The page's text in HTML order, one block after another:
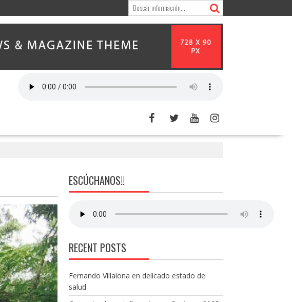
ESCÚCHANOS!!
RECENT POSTS
Fernando Villalona en delicado estado de
salud